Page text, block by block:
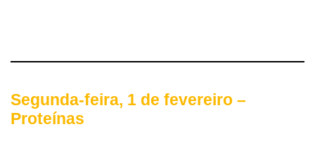
Segunda-feira, 1 de fevereiro –
Proteínas